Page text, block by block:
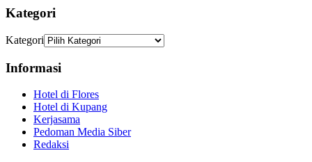
Kategori
Kategori
Informasi
Hotel di Flores
Hotel di Kupang
Kerjasama
Pedoman Media Siber
Redaksi